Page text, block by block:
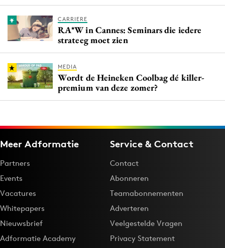
CARRIERE
RA*W in Cannes: Seminars die iedere
strateeg moet zien
MEDIA
Wordt de Heineken Coolbag dé killer-
premium van deze zomer?
Meer Adformatie
Partners
Events
Vacatures
Whitepapers
Nieuwsbrief
Adformatie Academy
Service & Contact
Contact
Abonneren
Teamabonnementen
Adverteren
Veelgestelde Vragen
Privacy Statement